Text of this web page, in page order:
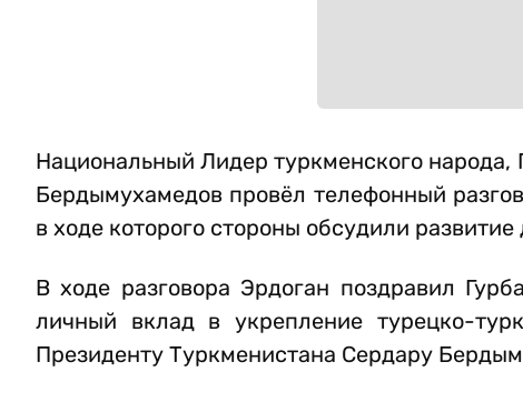
Национальный Лидер туркменского
Бердымухамедов провёл телефонный
в ходе которого стороны обсудили
В ходе разговора Эрдоган поздравил
личный вклад в укрепление турецко-
Президенту Туркменистана Сердару